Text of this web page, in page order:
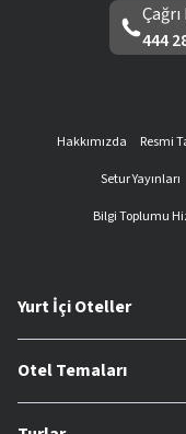
444
Hakkımızda Resmi
Setur Yayınları
Bilgi Toplumu
Yurt İçi Oteller
Otel Temaları